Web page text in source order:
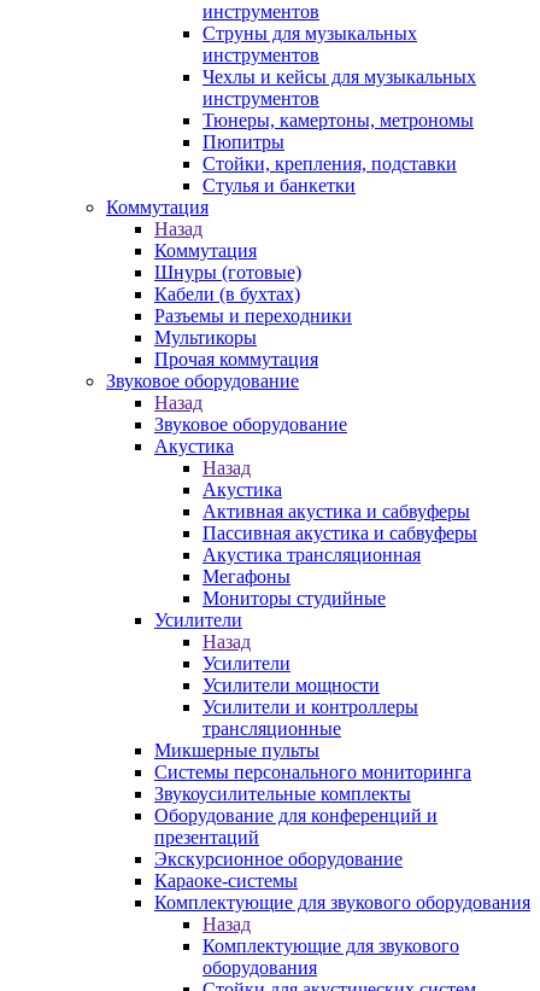
инструментов
Струны для музыкальных
инструментов
Чехлы и кейсы для музыкальных
инструментов
Тюнеры, камертоны, метрономы
Пюпитры
Стойки, крепления, подставки
Стулья и банкетки
Коммутация
Назад
Коммутация
Шнуры (готовые)
Кабели (в бухтах)
Разъемы и переходники
Мультикоры
Прочая коммутация
Звуковое оборудование
Назад
Звуковое оборудование
Акустика
Назад
Акустика
Активная акустика и сабвуферы
Пассивная акустика и сабвуферы
Акустика трансляционная
Мегафоны
Мониторы студийные
Усилители
Назад
Усилители
Усилители мощности
Усилители и контроллеры
трансляционные
Микшерные пульты
Системы персонального мониторинга
Звукоусилительные комплекты
Оборудование для конференций и
презентаций
Экскурсионное оборудование
Караоке-системы
Комплектующие для звукового оборудования
Назад
Комплектующие для звукового
оборудования